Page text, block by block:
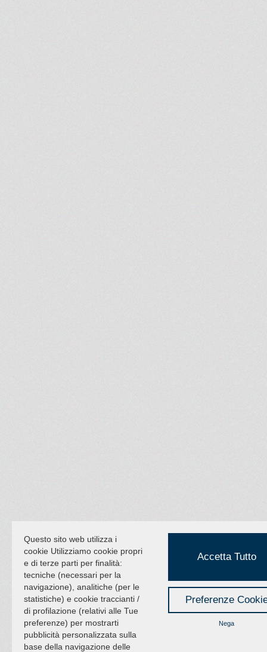
Questo sito web utilizza i
cookie Utilizziamo cookie propri
e di terze parti per finalità:
tecniche (necessari per la
navigazione), analitiche (per le
statistiche) e cookie traccianti /
di profilazione (relativi alle Tue
preferenze) per mostrarti
pubblicità personalizzata sulla
base della navigazione delle
Accetta Tutto
Preferenze
Nega